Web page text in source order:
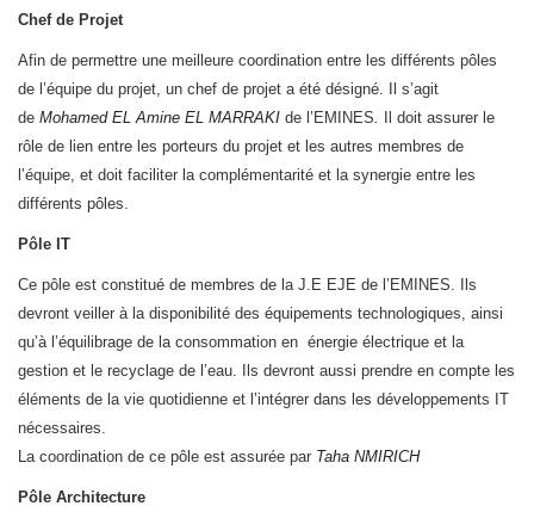
Chef de Projet
Afin de permettre une meilleure coordination entre les différents pôles
de l’équipe du projet, un chef de projet a été désigné. Il s’agit
de Mohamed EL Amine EL MARRAKI de l’EMINES
Il doit assurer le
rôle de lien entre les porteurs du projet et les autres membres de
l’équipe, et doit faciliter la complémentarité et la synergie entre les
différents pôles.
Pôle IT
Ce pôle est constitué de membres de la J.E EJE de l’EMINES. Ils
devront veiller à la disponibilité des équipements technologiques, ainsi
qu’à l’équilibrage de la consommation en énergie électrique et la
gestion et le recyclage de l’eau. Ils devront aussi prendre en compte les
éléments de la vie quotidienne et l’intégrer dans les développements IT
nécessaires.
La coordination de ce pôle est assurée par Taha NMIRICH
Pôle Architecture